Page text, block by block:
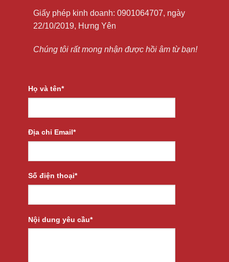
Giấy phép kinh doanh: 0901064707, ngày
22/10/2019, Hưng Yên
Chúng tôi rất mong nhận được hồi âm từ bạn!
Họ và tên*
Địa chỉ Email*
Số điện thoại*
Nội dung yêu cầu*